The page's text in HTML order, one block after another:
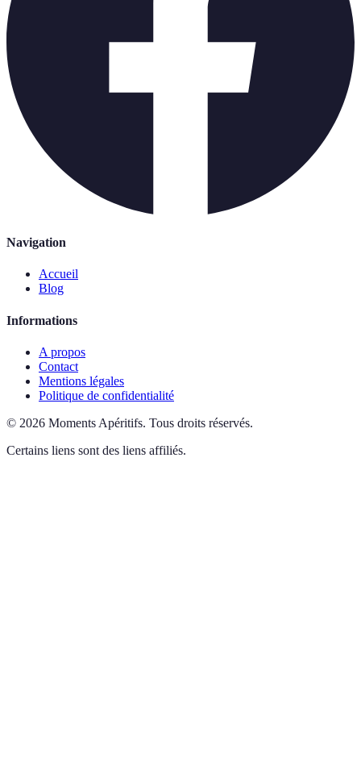
Navigation
Accueil
Blog
Informations
A propos
Contact
Mentions légales
Politique de confidentialité
© 2026 Moments Apéritifs. Tous droits réservés.
Certains liens sont des liens affiliés.